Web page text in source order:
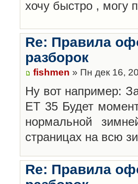
хочу быстро , могу
Re: Правила
разборок
fishmen » Пн дек 16,
Ну вот например:
ET 35 Будет
нормальной
страницах на всю
Re: Правила